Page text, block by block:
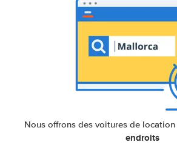
Nous offrons des voitures de
endroits